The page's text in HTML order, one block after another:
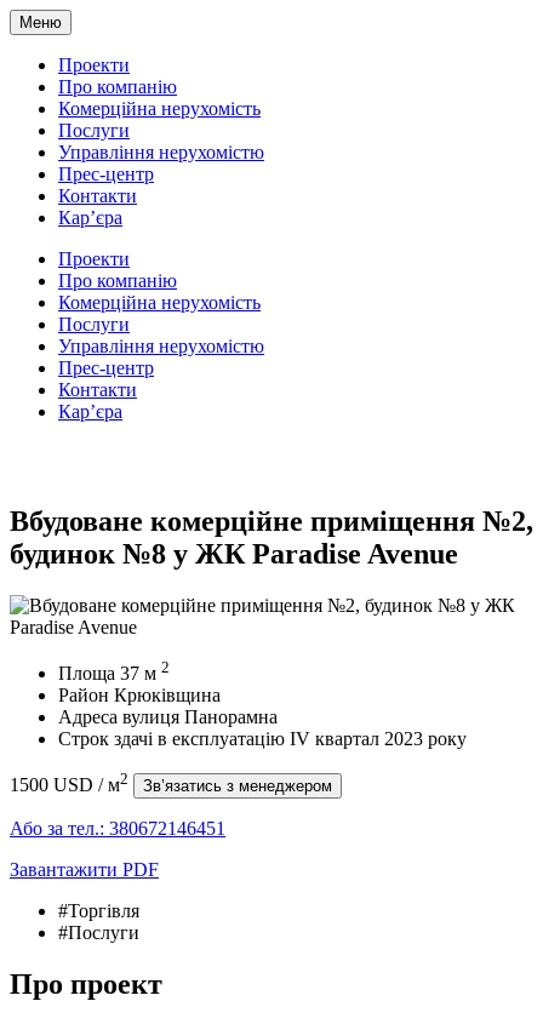
Меню
Проекти
Про компанію
Комерційна нерухомість
Послуги
Управління нерухомістю
Прес-центр
Контакти
Кар’єра
Проекти
Про компанію
Комерційна нерухомість
Послуги
Управління нерухомістю
Прес-центр
Контакти
Кар’єра
Вбудоване комерційне приміщення №2,
будинок №8 у ЖК Paradise Avenue
Площа 37 м 2
Район Крюківщина
Адреса вулиця Панорамна
Строк здачі в експлуатацію IV квартал 2023 року
1500 USD / м2 Зв’язатись з менеджером
Або за тел.: 380672146451
Завантажити PDF
#Торгівля
#Послуги
Про проект